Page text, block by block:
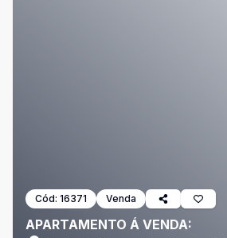
Cód: 16371 Venda
APARTAMENTO Á VENDA: